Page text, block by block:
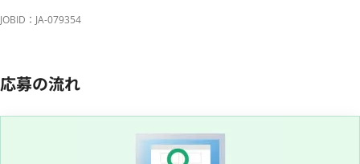
JOBID：JA-079354
応募の流れ